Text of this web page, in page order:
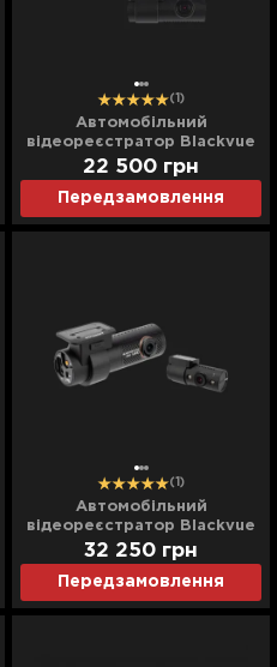
(1)
Автомобільний
відеореєстратор Blackvue
(DR 750 X-2CH PLUS) (UA)
Передзамовлення
22 500 грн
(1)
Автомобільний
відеореєстратор Blackvue
(DR 970 X-2CH IR) (UA)
Передзамовлення
32 250 грн